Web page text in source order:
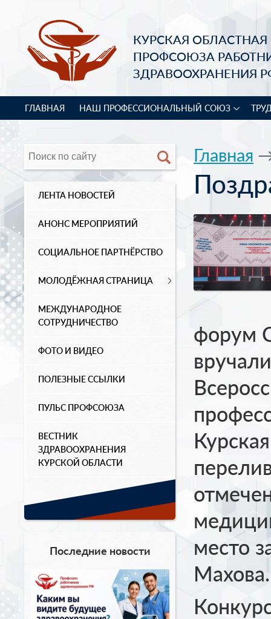
КУРСКАЯ
ПРОФСОЮЗА
ЗДРАВООХРАНЕНИЯ
ГЛАВНАЯ НАШ ПРОФЕССИОНАЛЬНЫЙ СОЮЗ
ЛЕНТА НОВОСТЕЙ
АНОНС МЕРОПРИЯТИЙ
СОЦИАЛЬНОЕ ПАРТНЁРСТВО
МОЛОДЁЖНАЯ СТРАНИЦА
МЕЖДУНАРОДНОЕ
СОТРУДНИЧЕСТВО
ФОТО И ВИДЕО
ПОЛЕЗНЫЕ ССЫЛКИ
ПУЛЬС ПРОФСОЮЗА
ВЕСТНИК
ЗДРАВООХРАНЕНИЯ
КУРСКОЙ ОБЛАСТИ
Последние новости
Главная
форум
место
Махова.